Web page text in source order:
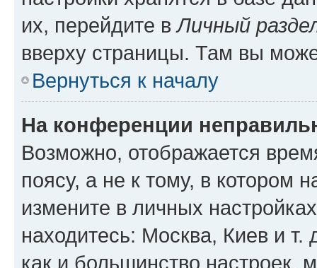
их, перейдите вЛичный
вверху страницы. Там вы
Вернуться к началу
На конференции
Возможно, отображается
поясу, а не к тому, в котором
измените в личных
находитесь: Москва, Киев и т.
как и большинство настроек,